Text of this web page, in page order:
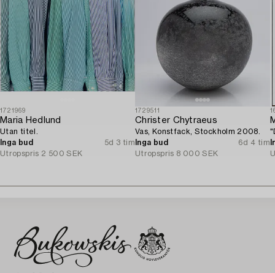
1721969
Maria Hedlund
Utan titel.
Inga bud
5d 3 tim
Utropspris 2 500 SEK
1729511
Christer Chytraeus
Vas, Konstfack, Stockholm 2008.
Inga bud
6d 4 tim
Utropspris 8 000 SEK